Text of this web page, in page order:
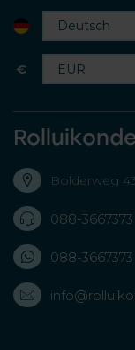
€
Bolderweg
088-3667373
088-3667373